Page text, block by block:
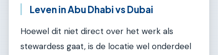
Leven in Abu Dhabi vs Dubai
Hoewel dit niet direct over het werk als
stewardess gaat, is de locatie wel onderdeel